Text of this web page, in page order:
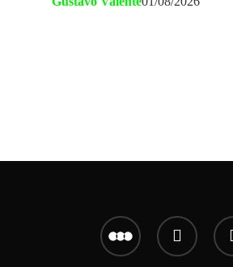
letterboxd youtube